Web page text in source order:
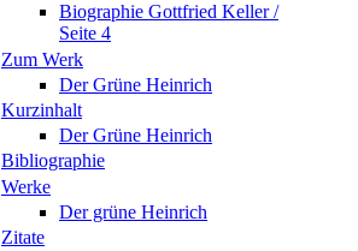
Biographie Gottfried Keller /
Seite 4
Zum Werk
Der Grüne Heinrich
Kurzinhalt
Der Grüne Heinrich
Bibliographie
Werke
Der grüne Heinrich
Zitate